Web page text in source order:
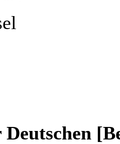
Deutschen